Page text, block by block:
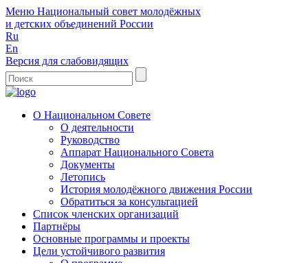
Меню Национальный совет молодёжных
и детских объединений России
Ru
En
Версия для слабовидящих
О Национальном Совете
О деятельности
Руководство
Аппарат Национального Совета
Документы
Летопись
История молодёжного движения России
Обратиться за консультацией
Список членских организаций
Партнёры
Основные программы и проекты
Цели устойчивого развития